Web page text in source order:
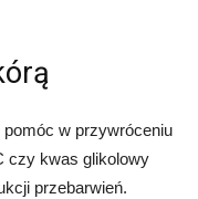
w przywróceniu
czy kwas glikolowy
przebarwień.